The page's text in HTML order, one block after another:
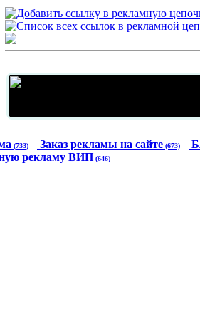
(733) Заказ рекламы на сайте (673)
рекламу ВИП (646)